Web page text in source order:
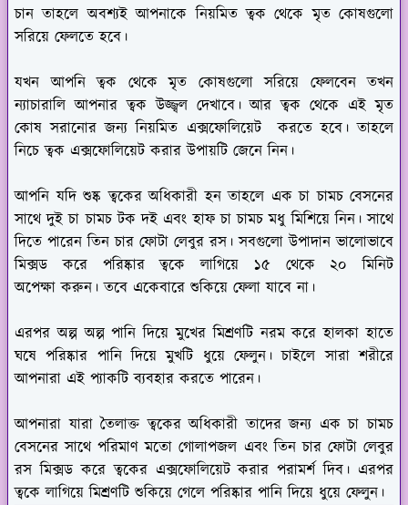
চান তাহলে অবশ্যই আপনাকে নিয়মিত ত্বক থেকে মৃত কোষগুলো
সরিয়ে ফেলতে হবে।
যখন আপনি ত্বক থেকে মৃত কোষগুলো সরিয়ে ফেলবেন তখন
ন্যাচারালি আপনার ত্বক উজ্জ্বল দেখাবে। আর ত্বক থেকে এই মৃত
কোষ সরানোর জন্য নিয়মিত এক্সফোলিয়েট করতে হবে। তাহলে
নিচে ত্বক এক্সফোলিয়েট করার উপায়টি জেনে নিন।
আপনি যদি শুষ্ক ত্বকের অধিকারী হন তাহলে এক চা চামচ বেসনের
সাথে দুই চা চামচ টক দই এবং হাফ চা চামচ মধু মিশিয়ে নিন। সাথে
দিতে পারেন তিন চার ফোটা লেবুর রস। সবগুলো উপাদান ভালোভাবে
মিক্সড করে পরিষ্কার ত্বকে লাগিয়ে ১৫ থেকে ২০ মিনিট
অপেক্ষা করুন। তবে একেবারে শুকিয়ে ফেলা যাবে না।
এরপর অল্প অল্প পানি দিয়ে মুখের মিশ্রণটি নরম করে হালকা হাতে
ঘষে পরিষ্কার পানি দিয়ে মুখটি ধুয়ে ফেলুন। চাইলে সারা শরীরে
আপনারা এই প্যাকটি ব্যবহার করতে পারেন।
আপনারা যারা তৈলাক্ত ত্বকের অধিকারী তাদের জন্য এক চা চামচ
বেসনের সাথে পরিমাণ মতো গোলাপজল এবং তিন চার ফোটা লেবুর
রস মিক্সড করে ত্বকের এক্সফোলিয়েট করার পরামর্শ দিব। এরপর
ত্বকে লাগিয়ে মিশ্রণটি শুকিয়ে গেলে পরিষ্কার পানি দিয়ে ধুয়ে ফেলুন।